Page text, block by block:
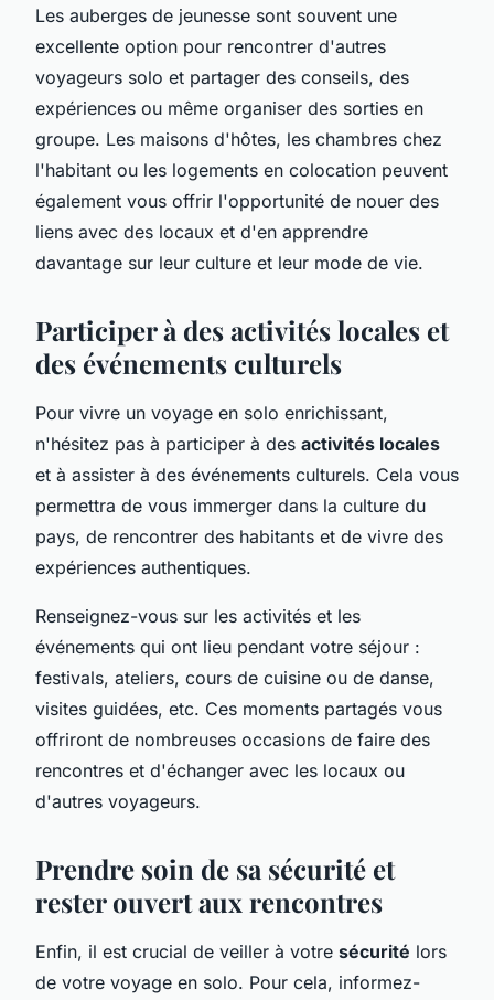
Les auberges de jeunesse sont souvent une
excellente option pour rencontrer d'autres
voyageurs solo et partager des conseils, des
expériences ou même organiser des sorties en
groupe. Les maisons d'hôtes, les chambres chez
l'habitant ou les logements en colocation peuvent
également vous offrir l'opportunité de nouer des
liens avec des locaux et d'en apprendre
davantage sur leur culture et leur mode de vie.
Participer à des activités locales et
des événements culturels
Pour vivre un voyage en solo enrichissant,
n'hésitez pas à participer à des activités locales
et à assister à des événements culturels. Cela vous
permettra de vous immerger dans la culture du
pays, de rencontrer des habitants et de vivre des
expériences authentiques.
Renseignez-vous sur les activités et les
événements qui ont lieu pendant votre séjour :
festivals, ateliers, cours de cuisine ou de danse,
visites guidées, etc. Ces moments partagés vous
offriront de nombreuses occasions de faire des
rencontres et d'échanger avec les locaux ou
d'autres voyageurs.
Prendre soin de sa sécurité et
rester ouvert aux rencontres
Enfin, il est crucial de veiller à votre sécurité lors
de votre voyage en solo. Pour cela, informez-